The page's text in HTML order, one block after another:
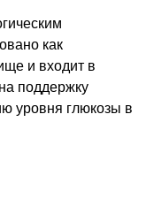
как
и входит в
поддержку
уровня глюкозы в